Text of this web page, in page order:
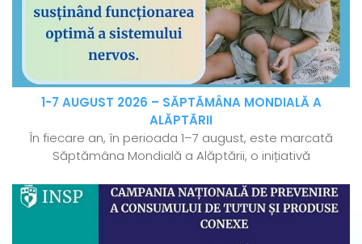
1-7 AUGUST 2026 – SĂPTĂMÂNA MONDIALĂ A
ALĂPTĂRII
În fiecare an, în perioada 1–7 august, este marcată
Săptămâna Mondială a Alăptării, o inițiativă